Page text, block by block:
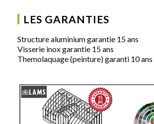
LES GARANTIES
Structure aluminium garantie 15 ans
Visserie inox garantie 15 ans
Themolaquage (peinture) garanti 10 ans